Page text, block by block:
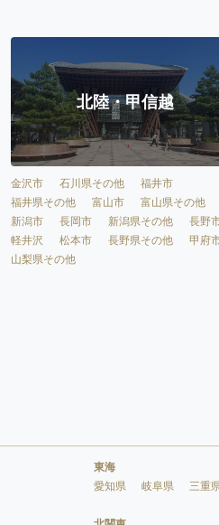
北陸・甲信越
金沢市 石川県その他
福井市
福井県その他
富山市
富山県その他
新潟市
長岡市 新潟県その他
長野
軽井沢
松本市 長野県その他
甲府
山梨県その他
東海
愛知県
岐阜県 三重